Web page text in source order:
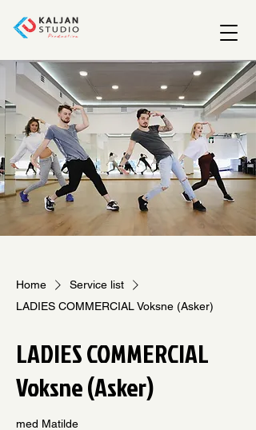
Home
Service list
LADIES COMMERCIAL Voksne (Asker)
LADIES COMMERCIAL
Voksne (Asker)
med Matilde